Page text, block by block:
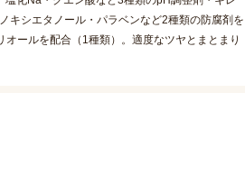
キシエタノール・パラベンなど2種類の防腐剤を
ールを配合（1種類）。適度なツヤとまとまり